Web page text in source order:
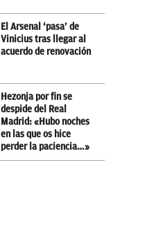
El Arsenal ‘pasa’ de
Vinicius tras llegar al
acuerdo de renovación
Hezonja por fin se
despide del Real
Madrid: «Hubo noches
en las que os hice
perder la paciencia…»